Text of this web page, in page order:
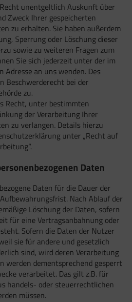
unentgeltlich Auskunft über
Zweck Ihrer gespeicherten
zu erhalten. Sie haben außerdem
Sperrung oder Löschung dieser
sowie zu weiteren Fragen zum
Sie sich jederzeit unter der im
Adresse an uns wenden. Des
Beschwerderecht bei der
zu.
Recht, unter bestimmten
der Verarbeitung Ihrer
zu verlangen. Details hierzu
unter „Recht auf
Daten
Daten für die Dauer der
Nach Ablauf der
Löschung der Daten, sofern
für eine Vertragsanbahnung oder
Sofern die Daten der Nutzer
sie für andere und gesetzlich
sind, wird deren Verarbeitung
werden dementsprechend gesperrt
verarbeitet. Das gilt z.B. für
handels- oder steuerrechtlichen
müssen.